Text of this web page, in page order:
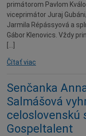
primátorom Pavlom
viceprimátor Juraj
Jarmila Répássyová a
Gábor Klenovics. Vždy
Čítať viac
Senčanka
Salmášová
celoslovenskú
Gospeltalent